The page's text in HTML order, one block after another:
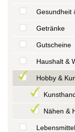
Gesundheit
Getränke
Gutscheine
Haushalt &
Hobby &
Nähen &
Lebensmittel